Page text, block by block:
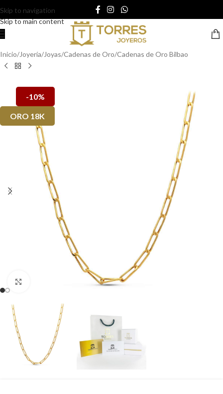
Skip to navigation
Skip to main content
Inicio/Joyería/Joyas/Cadenas de Oro/Cadenas de Oro Bilbao
-10%
ORO 18K